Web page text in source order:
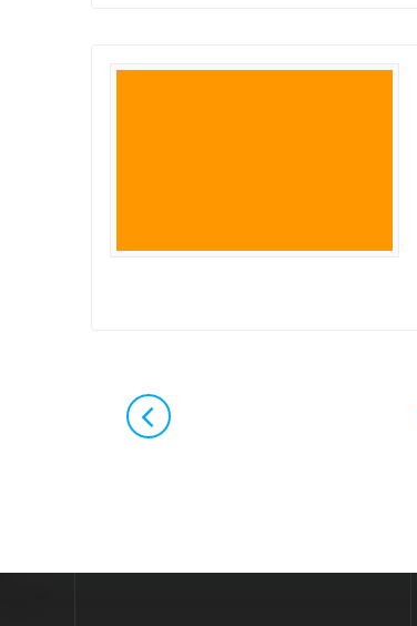
Posts
navigation